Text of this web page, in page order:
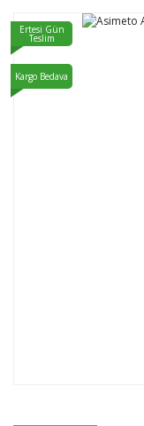
Ertesi Gün
Teslim
Kargo Bedava